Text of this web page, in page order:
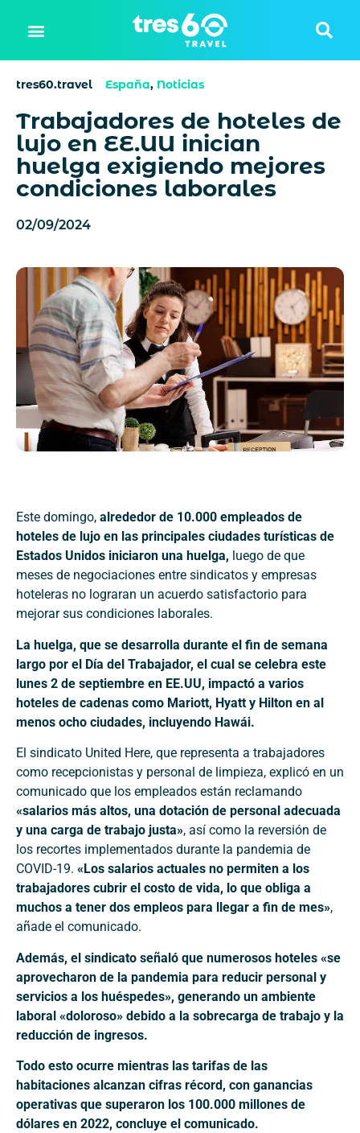
tres60.travel España, Noticias
Trabajadores de hoteles de
lujo en EE.UU inician
huelga exigiendo mejores
condiciones laborales
02/09/2024
Este domingo, alrededor de 10.000 empleados de
hoteles de lujo en las principales ciudades turísticas de
Estados Unidos iniciaron una huelga, luego de que
meses de negociaciones entre sindicatos y empresas
hoteleras no lograran un acuerdo satisfactorio para
mejorar sus condiciones laborales.
La huelga, que se desarrolla durante el fin de semana
largo por el Día del Trabajador, el cual se celebra este
lunes 2 de septiembre en EE.UU, impactó a varios
hoteles de cadenas como Mariott, Hyatt y Hilton en al
menos ocho ciudades, incluyendo Hawái.
El sindicato United Here, que representa a trabajadores
como recepcionistas y personal de limpieza, explicó en un
comunicado que los empleados están reclamando
«salarios más altos, una dotación de personal adecuada
y una carga de trabajo justa», así como la reversión de
los recortes implementados durante la pandemia de
COVID-19. «Los salarios actuales no permiten a los
trabajadores cubrir el costo de vida, lo que obliga a
muchos a tener dos empleos para llegar a fin de mes»,
añade el comunicado.
Además, el sindicato señaló que numerosos hoteles «se
aprovecharon de la pandemia para reducir personal y
servicios a los huéspedes», generando un ambiente
laboral «doloroso» debido a la sobrecarga de trabajo y la
reducción de ingresos.
Todo esto ocurre mientras las tarifas de las
habitaciones alcanzan cifras récord, con ganancias
operativas que superaron los 100.000 millones de
dólares en 2022, concluye el comunicado.